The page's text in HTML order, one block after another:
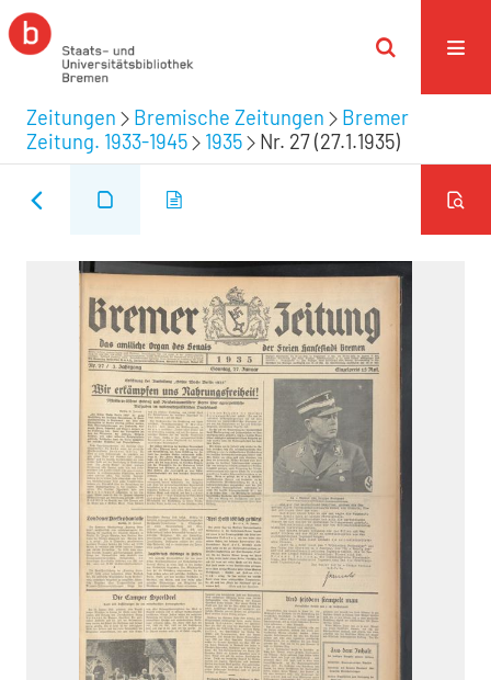
Zeitungen Bremische Zeitungen
Bremer
Zeitung. 1933-1945
1935 Nr. 27 (27.1.1935)